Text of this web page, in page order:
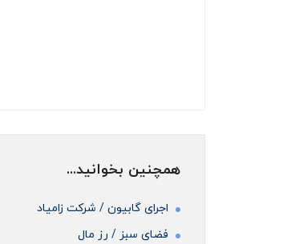
همچنین بخوانید...
اجرای گابیون / شرکت زامیاد
فضای سبز / رز مال